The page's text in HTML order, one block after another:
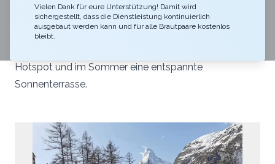
Wer seine Hochzeit unter freiem Himmel und mit
Matterhornblick feiern möchte, wird hier fündig. Die
Hotspot und im Sommer eine entspannte
Sonnenterrasse.
Vielen Dank für eure Unterstützung! Damit wird
sichergestellt, dass die Dienstleistung kontinuierlich
ausgebaut werden kann und für alle Brautpaare kostenlos
bleibt.